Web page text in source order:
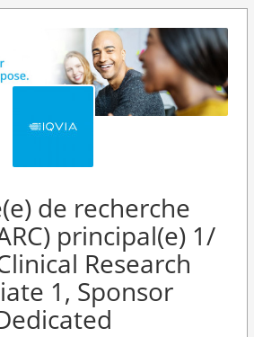
de recherche
principal(e) 1/
Research
1, Sponsor